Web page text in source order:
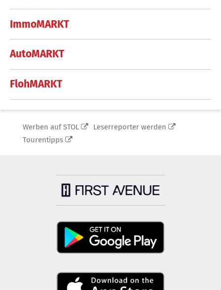
ImmoMARKT
AutoMARKT
FlohMARKT
Werben auf STOL
Leserreporter werden
Tourentipps